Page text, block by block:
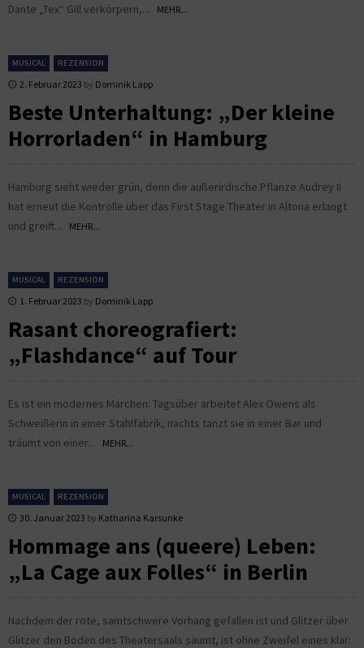
Dante „Tex“ Gill verkörpern,...
MEHR...
MUSICAL REZENSION
2. Februar 2023 by Dominik Lapp
Beste Unterhaltung: „Der kleine
Horrorladen“ in Hamburg
Hamburg sieht wieder grün, denn die außerirdische Pflanze Audrey II
hat erneut die Kontrolle über das First Stage Theater in Altona erlangt
und greift...
MEHR...
MUSICAL REZENSION
1. Februar 2023 by Dominik Lapp
Rasant choreografiert:
„Flashdance“ auf Tour
Es ist ein modernes Märchen: Tagsüber arbeitet Alex Owens als
Schweißerin in einer Stahlfabrik, nachts tanzt sie in einer Bar und
träumt von einer...
MEHR...
MUSICAL REZENSION
30. Januar 2023 by Katharina Karsunke
Hommage ans (queere) Leben:
„La Cage aux Folles“ in Berlin
Nachdem der rote, samtschwere Vorhang gefallen ist und Glitzer über
Glitzer den Boden des Theatersaals säumt, ist ohne Zweifel eines klar: